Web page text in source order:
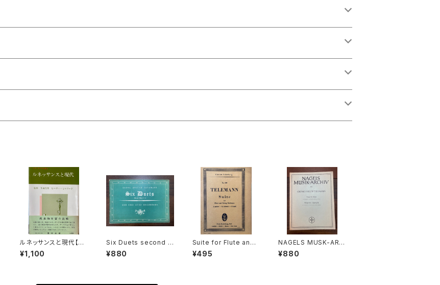
ルネッサンスと現代【監
修：生地竹郎 ピーター・
ミルワード】出版社：荒
¥1,100
Six Duets second B
ook 4=6 for two Alt
o Recorders【著者：G
¥880
Suite for Flute and
String Orchestra A-
moll【著者：TELEMAN
¥495
NAGELS MUSK-ARC
HIV 131 TRIO F-DUR
für Altblockflöte, Vi
¥880